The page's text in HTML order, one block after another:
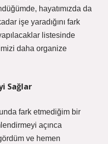
hayatımızda da
işe yaradığını fark
listesinde
daha organize
Sağlar
fark etmediğim bir
açınca
ve hemen